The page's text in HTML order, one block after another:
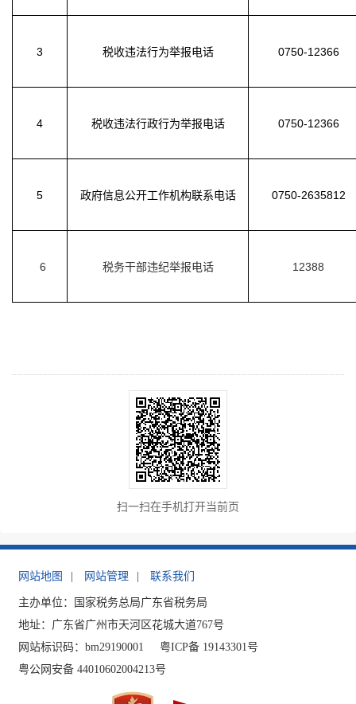
3 税收违法行为举报电话 0750-12366
4 税收违法行政行为举报电话 0750-12366
5 政府信息公开工作机构联系电话 0750-2635812
6 税务干部违纪举报电话 12388
扫一扫在手机打开当前页
网站地图 网站管理 联系我们
主办单位：国家税务总局广东省税务局
地址：广东省广州市天河区花城大道767号
网站标识码：bm29190001
粤ICP备 19143301号
粤公网安备 44010602004213号